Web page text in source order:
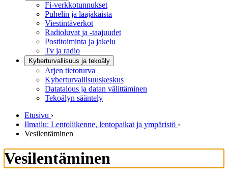
Fi-verkkotunnukset
Puhelin ja laajakaista
Viestintäverkot
Radioluvat ja -taajuudet
Postitoiminta ja jakelu
Tv ja radio
Kyberturvallisuus ja tekoäly
Arjen tietoturva
Kyberturvallisuuskeskus
Datatalous ja datan välittäminen
Tekoälyn sääntely
Etusivu ›
Ilmailu: Lentoliikenne, lentopaikat ja ympäristö ›
Vesilentäminen
Vesilentäminen